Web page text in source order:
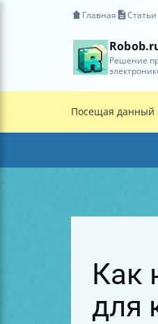
Главная Статьи
Решение
Посещая данный
Как
для